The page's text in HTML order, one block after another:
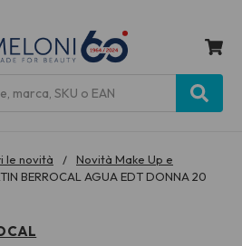
le novità
Novità Make Up e
BERROCAL AGUA EDT DONNA 20